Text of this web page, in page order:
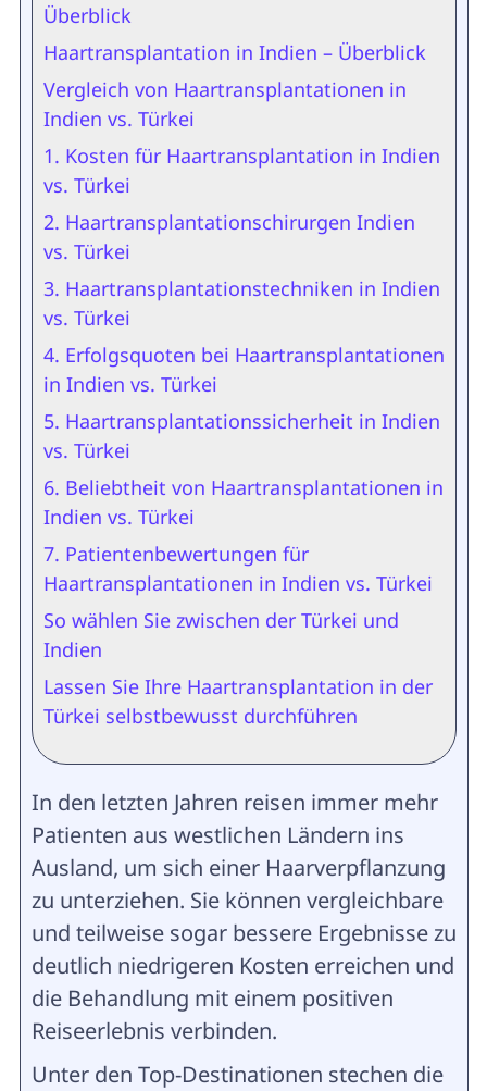
Überblick
Haartransplantation in Indien – Überblick
Vergleich von Haartransplantationen in
Indien vs. Türkei
1. Kosten für Haartransplantation in Indien
vs. Türkei
2. Haartransplantationschirurgen Indien
vs. Türkei
3. Haartransplantationstechniken in Indien
vs. Türkei
4. Erfolgsquoten bei Haartransplantationen
in Indien vs. Türkei
5. Haartransplantationssicherheit in Indien
vs. Türkei
6. Beliebtheit von Haartransplantationen in
Indien vs. Türkei
7. Patientenbewertungen für
Haartransplantationen in Indien vs. Türkei
So wählen Sie zwischen der Türkei und
Indien
Lassen Sie Ihre Haartransplantation in der
Türkei selbstbewusst durchführen
In den letzten Jahren reisen immer mehr
Patienten aus westlichen Ländern ins
Ausland, um sich einer Haarverpflanzung
zu unterziehen. Sie können vergleichbare
und teilweise sogar bessere Ergebnisse zu
deutlich niedrigeren Kosten erreichen und
die Behandlung mit einem positiven
Reiseerlebnis verbinden.
Unter den Top-Destinationen stechen die